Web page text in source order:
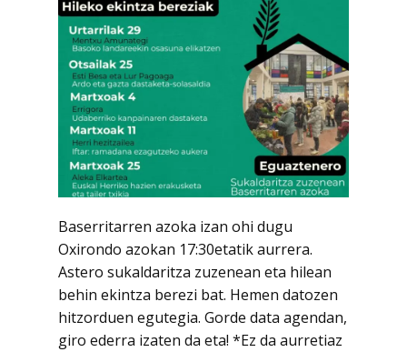
Baserritarren azoka izan ohi dugu
Oxirondo azokan 17:30etatik aurrera.
Astero sukaldaritza zuzenean eta hilean
behin ekintza berezi bat. Hemen datozen
hitzorduen egutegia. Gorde data agendan,
giro ederra izaten da eta! *Ez da aurretiaz